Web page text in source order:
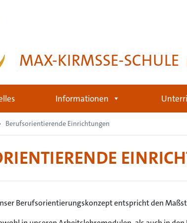
MAX-KIRMSSE-SCHULE
Informationen
Berufsorientierende Einrichtungen
Berufsorientierungskonzept entspricht den